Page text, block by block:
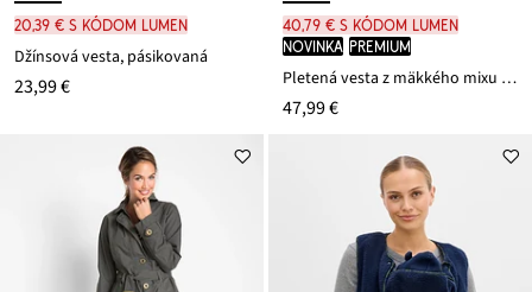
20,39 € s kódom LUMEN
Džínsová vesta, pásikovaná
23,99 €
40,79 € s kódom LUMEN
novinka PREMIUM
Pletená vesta z mäkkého mixu vlny
47,99 €